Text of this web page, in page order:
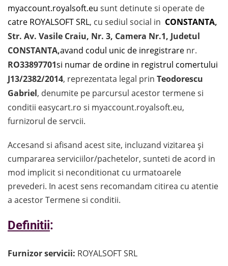
myaccount.royalsoft.eu sunt detinute si operate de
catre ROYALSOFT SRL, cu sediul social in CONSTANTA,
Str. Av. Vasile Craiu, Nr. 3, Camera Nr.1, Judetul
CONSTANTA,avand codul unic de inregistrare nr.
RO33897701si numar de ordine in registrul comertului
J13/2382/2014, reprezentata legal prin Teodorescu
Gabriel, denumite pe parcursul acestor termene si
conditii easycart.ro si myaccount.royalsoft.eu,
furnizorul de servcii.
Accesand si afisand acest site, incluzand vizitarea și
cumpararea serviciilor/pachetelor, sunteti de acord in
mod implicit si neconditionat cu urmatoarele
prevederi. In acest sens recomandam citirea cu atentie
a acestor Termene si conditii.
Definitii:
Furnizor servicii: ROYALSOFT SRL